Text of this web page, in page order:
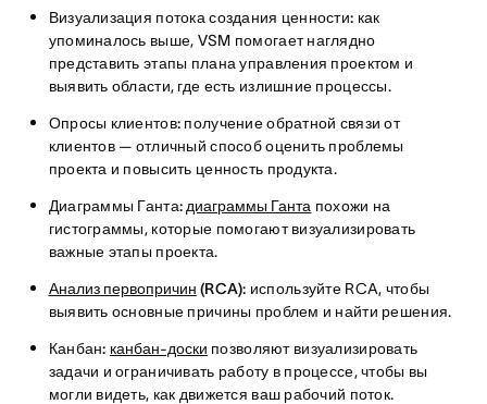
Визуализация потока создания ценности: как
упоминалось выше, VSM помогает наглядно
представить этапы плана управления проектом и
выявить области, где есть излишние процессы.
Опросы клиентов: получение обратной связи от
клиентов — отличный способ оценить проблемы
проекта и повысить ценность продукта.
Диаграммы Ганта: диаграммы Ганта похожи на
гистограммы, которые помогают визуализировать
важные этапы проекта.
Анализ первопричин (RCA): используйте RCA, чтобы
выявить основные причины проблем и найти решения.
Канбан: канбан-доски позволяют визуализировать
задачи и ограничивать работу в процессе, чтобы вы
могли видеть, как движется ваш рабочий поток.